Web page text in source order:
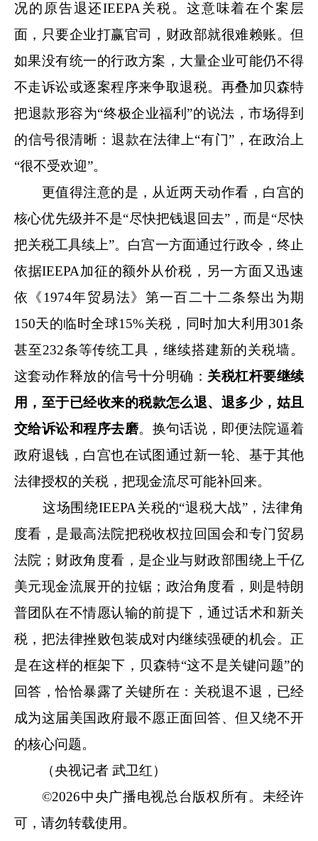
况的原告退还IEEPA关税。这意味着在个案层
面，只要企业打赢官司，财政部就很难赖账。但
如果没有统一的行政方案，大量企业可能仍不得
不走诉讼或逐案程序来争取退税。再叠加贝森特
把退款形容为“终极企业福利”的说法，市场得到
的信号很清晰：退款在法律上“有门”，在政治上
“很不受欢迎”。
更值得注意的是，从近两天动作看，白宫的
核心优先级并不是“尽快把钱退回去”，而是“尽快
把关税工具续上”。白宫一方面通过行政令，终止
依据IEEPA加征的额外从价税，另一方面又迅速
依《1974年贸易法》第一百二十二条祭出为期
150天的临时全球15%关税，同时加大利用301条
甚至232条等传统工具，继续搭建新的关税墙。
这套动作释放的信号十分明确： 关税杠杆要继续
用，至于已经收来的税款怎么退、退多少， 姑且
交给诉讼和程序去磨。换句话说，即便法院逼着
政府退钱，白宫也在试图通过新一轮、基于其他
法律授权的关税，把现金流尽可能补回来。
这场围绕IEEPA关税的“退税大战”，法律角
度看，是最高法院把税收权拉回国会和专门贸易
法院；财政角度看，是企业与财政部围绕上千亿
美元现金流展开的拉锯；政治角度看，则是特朗
普团队在不情愿认输的前提下，通过话术和新关
税，把法律挫败包装成对内继续强硬的机会。正
是在这样的框架下，贝森特“这不是关键问题”的
回答，恰恰暴露了关键所在：关税退不退，已经
成为这届美国政府最不愿正面回答、但又绕不开
的核心问题。
（央视记者 武卫红）
©2026中央广播电视总台版权所有。未经许
可，请勿转载使用。